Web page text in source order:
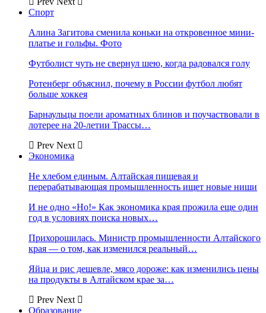
Спорт
Алина Загитова сменила коньки на откровенное мини-
платье и гольфы. Фото
Футболист чуть не свернул шею, когда радовался голу
Ротенберг объяснил, почему в России футбол любят
больше хоккея
Барнаульцы поели ароматных блинов и поучаствовали в
лотерее на 20-летии Трассы…
Prev Next
Экономика
Не хлебом единым. Алтайская пищевая и
перерабатывающая промышленность ищет новые ниши
И не одно «Но!» Как экономика края прожила еще один
год в условиях поиска новых…
Прихорошилась. Министр промышленности Алтайского
края — о том, как изменился реальный…
Яйца и рис дешевле, мясо дороже: как изменились цены
на продукты в Алтайском крае за…
Prev Next
Образование